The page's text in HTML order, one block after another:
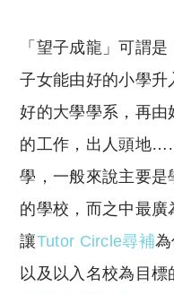
「望子成龍」可謂
子女能由好的小學升
好的大學學系，再
的工作，出人頭地
學，一般來說主要是
的學校，而之中最
讓Tutor Circle尋補
以及以入名校為目標